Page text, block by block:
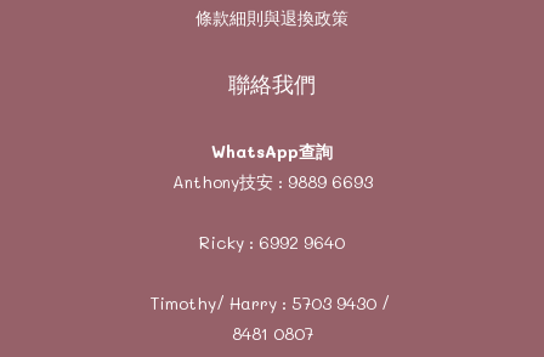
條款細則與退換政策
聯絡我們
WhatsApp查詢
Anthony技安 : 9889 6693
Ricky : 6992 9640
Timothy/ Harry : 5703 9430/
8481 0807